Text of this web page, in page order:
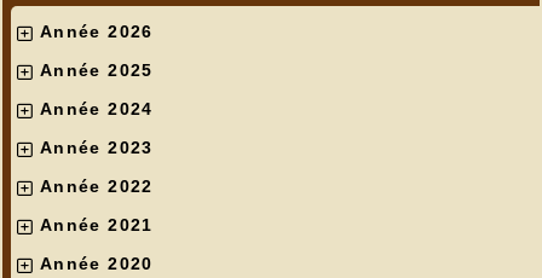
Année 2026
Année 2025
Année 2024
Année 2023
Année 2022
Année 2021
Année 2020